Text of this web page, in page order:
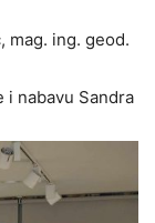
mag. ing. geod.
nabavu Sandra